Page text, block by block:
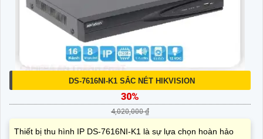
DS-7616NI-K1 SẮC NÉT HIKVISION
30%
4,020,000 ₫
Thiết bị thu hình IP DS-7616NI-K1 là sự lựa chọn hoàn hảo